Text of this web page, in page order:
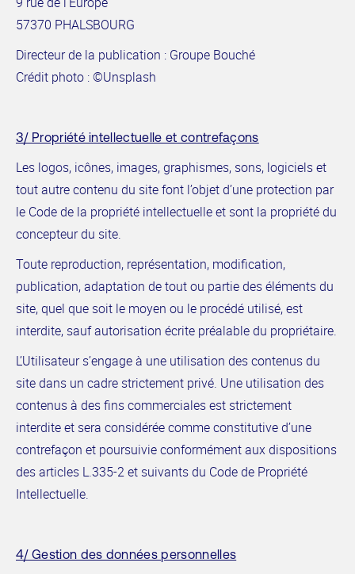
57370 PHALSBOURG
Directeur de la publication : Groupe Bouché
Crédit photo : ©Unsplash
3/ Propriété intellectuelle et contrefaçons
Les logos, icônes, images, graphismes, sons, logiciels et
tout autre contenu du site font l’objet d’une protection par
le Code de la propriété intellectuelle et sont la propriété du
concepteur du site.
Toute reproduction, représentation, modification,
publication, adaptation de tout ou partie des éléments du
site, quel que soit le moyen ou le procédé utilisé, est
interdite, sauf autorisation écrite préalable du propriétaire.
L’Utilisateur s’engage à une utilisation des contenus du
site dans un cadre strictement privé. Une utilisation des
contenus à des fins commerciales est strictement
interdite et sera considérée comme constitutive d’une
contrefaçon et poursuivie conformément aux dispositions
des articles L.335-2 et suivants du Code de Propriété
Intellectuelle.
4/ Gestion des données personnelles